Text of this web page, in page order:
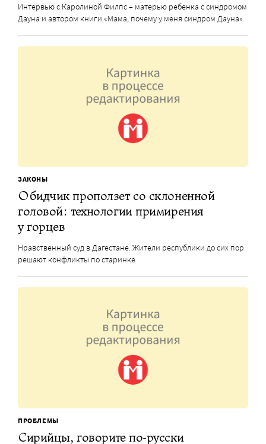
Интервью с Каролиной Филпс – матерью ребенка с синдромом
Дауна и автором книги «Мама, почему у меня синдром Дауна»
ЗАКОНЫ
Обидчик проползет со склоненной
головой: технологии примирения
у горцев
Нравственный суд в Дагестане. Жители республики до сих пор
решают конфликты по старинке
ПРОБЛЕМЫ
Сирийцы, говорите по-русски